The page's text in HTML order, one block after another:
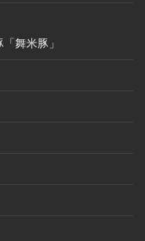
舞米豚」